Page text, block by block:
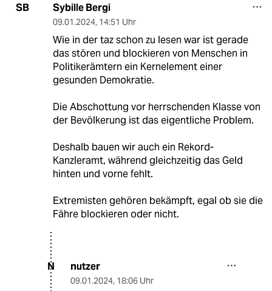
SB Sybille Bergi
09.01.2024, 14:51 Uhr
Wie in der taz schon zu lesen war ist gerade
das stören und blockieren von Menschen in
Politikerämtern ein Kernelement einer
gesunden Demokratie.
Die Abschottung vor herrschenden Klasse von
der Bevölkerung ist das eigentliche Problem.
Deshalb bauen wir auch ein Rekord-
Kanzleramt, während gleichzeitig das Geld
hinten und vorne fehlt.
Extremisten gehören bekämpft, egal ob sie die
Fähre blockieren oder nicht.
N nutzer
09.01.2024, 18:06 Uhr